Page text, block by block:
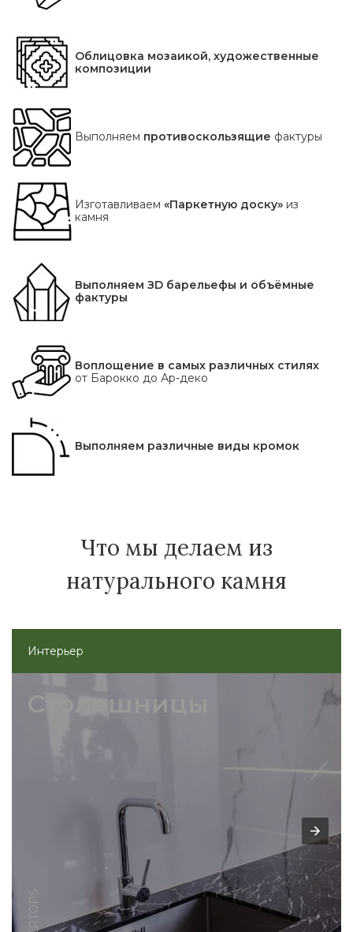
Облицовка мозаикой, художественные
композиции
Выполняем противоскользящие фактуры
Изготавливаем «Паркетную доску»из
камня
Выполняем ЗD барельефы и объёмные
фактуры
Воплощение в самых различных стилях
от Барокко до Ар-деко
Выполняем различные виды кромок
Что мы делаем из
натурального камня
Интерьер
Столешницы